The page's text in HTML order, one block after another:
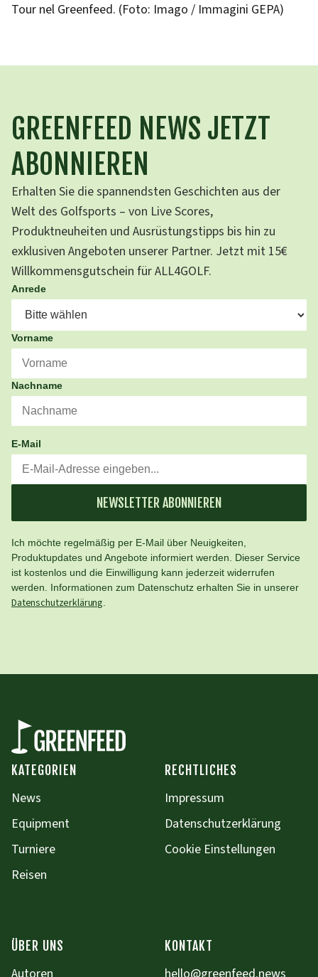
Tour nel Greenfeed. (Foto: Imago / Immagini GEPA)
GREENFEED NEWS JETZT
ABONNIEREN
Erhalten Sie die spannendsten Geschichten aus der
Welt des Golfsports – von Live Scores,
Produktneuheiten und Ausrüstungstipps bis hin zu
exklusiven Angeboten unserer Partner. Jetzt mit 15€
Willkommensgutschein für ALL4GOLF.
Anrede
Vorname
Nachname
E-Mail
NEWSLETTER ABONNIEREN
Ich möchte regelmäßig per E-Mail über Neuigkeiten,
Produktupdates und Angebote informiert werden. Dieser Service
ist kostenlos und die Einwilligung kann jederzeit widerrufen
werden. Informationen zum Datenschutz erhalten Sie in unserer
Datenschutzerklärung.
KATEGORIEN
News
Equipment
Turniere
Reisen
RECHTLICHES
Impressum
Datenschutzerklärung
Cookie Einstellungen
ÜBER UNS KONTAKT